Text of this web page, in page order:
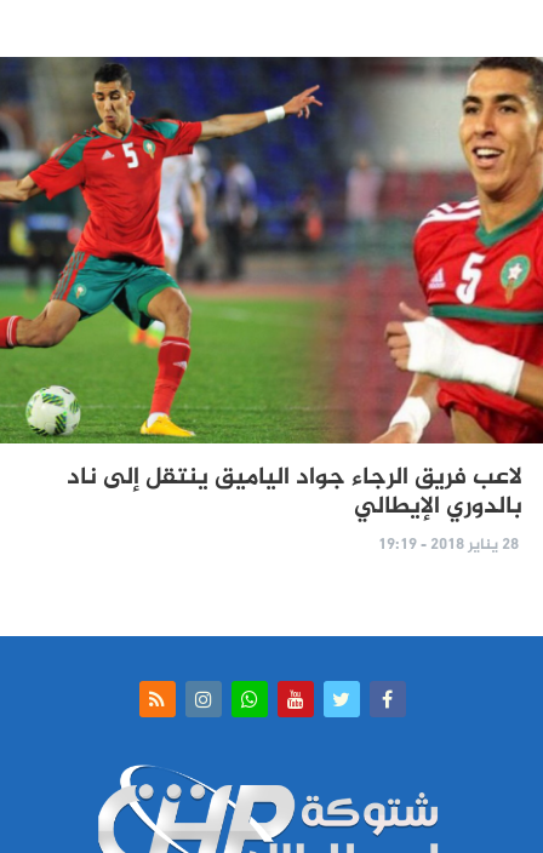
لاعب فريق الرجاء جواد الياميق ينتقل إلى ناد
بالدوري الإيطالي
28 يناير 2018 - 19:19